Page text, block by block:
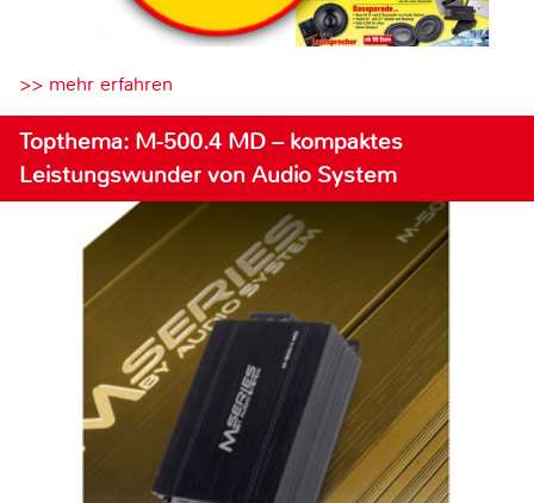
>> mehr erfahren
Topthema: M-500.4 MD – kompaktes
Leistungswunder von Audio System